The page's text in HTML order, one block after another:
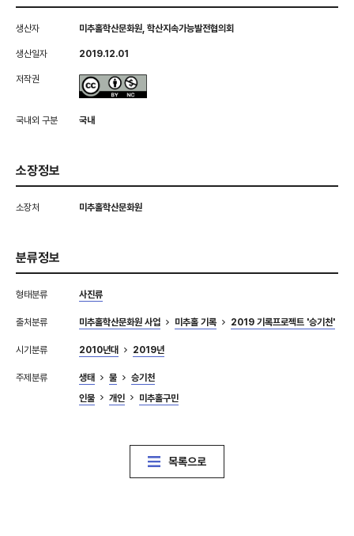
생산자 미추홀학산문화원, 학산지속가능발전협의회
생산일자 2019.12.01
저작권
국내외 구분 국내
소장정보
소장처 미추홀학산문화원
분류정보
형태분류 사진류
출처분류 미추홀학산문화원 사업 미추홀 기록 2019 기록프로젝트 '승기천'
시기분류 2010년대 2019년
주제분류 생태 물
승기천
인물
개인 미추홀구민
목록으로